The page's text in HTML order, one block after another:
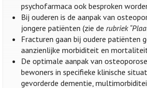
psychofarmaca ook besproken
Bij ouderen is de aanpak van
jongere patiënten (zie derubriek
Fracturen gaan bij oudere patiënten
aanzienlijke morbiditeit en
De optimale aanpak van
bewoners in specifieke klinische
gevorderde dementie,